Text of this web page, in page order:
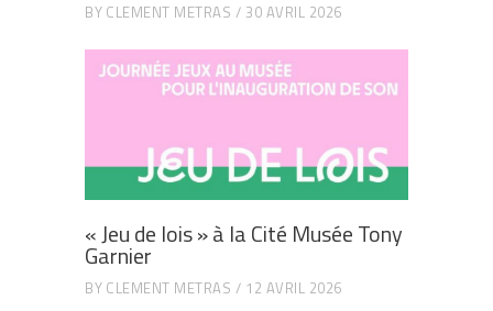
BY CLEMENT METRAS 30 AVRIL 2026
« Jeu de lois » à la Cité Musée Tony
Garnier
BY CLEMENT METRAS 12 AVRIL 2026